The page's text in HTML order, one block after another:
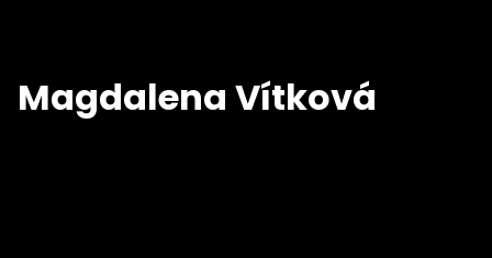
Magdalena Vítková